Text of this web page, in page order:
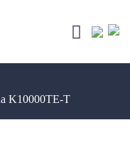
K10000TE-T